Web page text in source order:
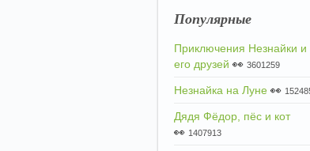
Популярные
Приключения Незнайки и
его друзей 👀 3601259
Незнайка на Луне 👀
Дядя Фёдор, пёс и кот
👀 1407913